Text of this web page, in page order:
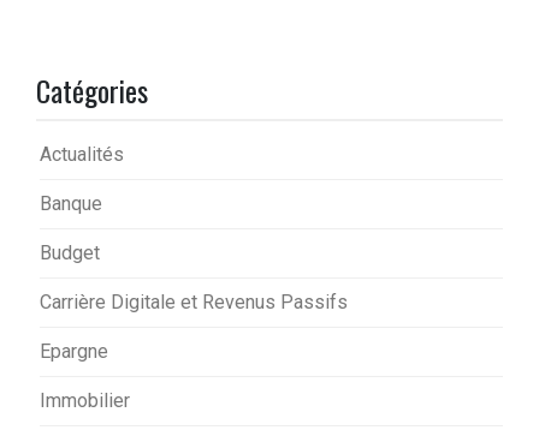
Catégories
Actualités
Banque
Budget
Carrière Digitale et Revenus Passifs
Epargne
Immobilier